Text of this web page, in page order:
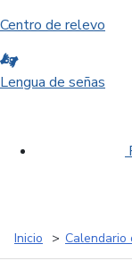
Centro de relevo
Lengua de señas
Inicio Calendario